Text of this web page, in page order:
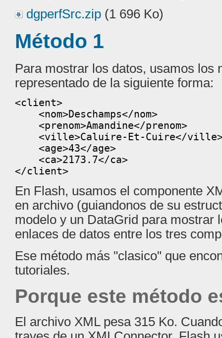
dgperfSrc.zip (1 696 Ko)
Método 1
Para mostrar los datos, usamos los
representado de la siguiente forma:
<client>
<nom>Deschamps</nom>
<prenom>Amandine</prenom>
<ville>Caluire-Et-Cuire</
<age>43</age>
<ca>2173.7</ca>
</client>
En Flash, usamos el componente
en archivo (guiandonos de su
modelo y un DataGrid para mostrar
enlaces de datos entre los tres
Ese método más "clasico" que
tutoriales.
Porque este método
El archivo XML pesa 315 Ko.